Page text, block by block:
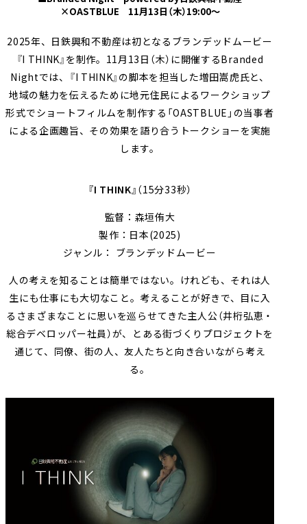
×OASTBLUE 11月13日（木）19:00～
2025年、日鉄興和不動産は初となるブランデッドムービー
『I THINK』を制作。11月13日（木）に開催するBranded
Nightでは、『I THINK』の脚本を担当した増田嵩虎氏と、
地域の魅力を伝えるために地元住民によるワークショップ
形式でショートフィルムを制作する「OASTBLUE」の当事者
による企画趣旨、その効果を語り合うトークショーを実施
します。
『I THINK』 （15分33秒）
監督：森垣侑大
製作：日本(2025)
ジャンル： ブランデッドムービー
人の考えを知ることは簡単ではない。けれども、それは人
生にも仕事にも大切なこと。考えることが好きで、目に入
るさまざまなことに思いを巡らせてきた主人公（井桁弘恵・
総合デベロッパー社員）が、とある街づくりプロジェクトを
通じて、同僚、街の人、友人たちと向き合いながら考え
る。